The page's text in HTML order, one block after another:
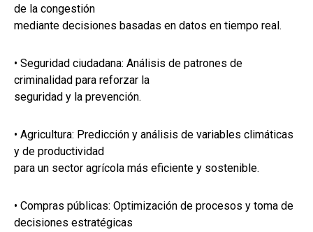
de la congestión
mediante decisiones basadas en datos en tiempo real.
• Seguridad ciudadana: Análisis de patrones de
criminalidad para reforzar la
seguridad y la prevención.
• Agricultura: Predicción y análisis de variables climáticas
y de productividad
para un sector agrícola más eficiente y sostenible.
• Compras públicas: Optimización de procesos y toma de
decisiones estratégicas